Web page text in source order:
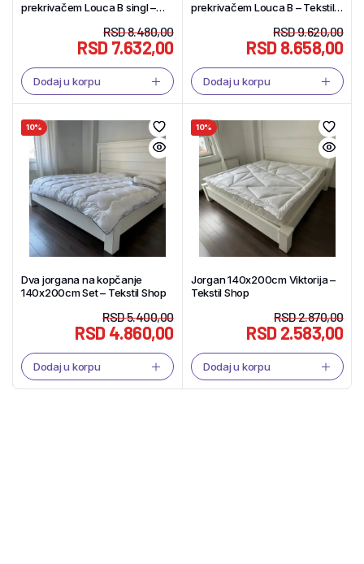
prekrivačem Louca B singl –
RSD8.480,00
RSD7.632,00
Dodaj u korpu
prekrivačem Louca B – Tekstil
RSD9.620,00
RSD8.658,00
Dodaj u korpu
10%
Dva jorgana na kopčanje
140x200cm Set – Tekstil Shop
RSD5.400,00
RSD4.860,00
Dodaj u korpu
10%
Jorgan 140x200cm Viktorija –
Tekstil Shop
RSD2.870,00
RSD2.583,00
Dodaj u korpu